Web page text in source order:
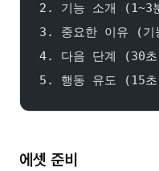
2. 기능 소개 (1~3
3. 중요한 이유 (기
4. 다음 단계 (30
5. 행동 유도 (15초
에셋 준비